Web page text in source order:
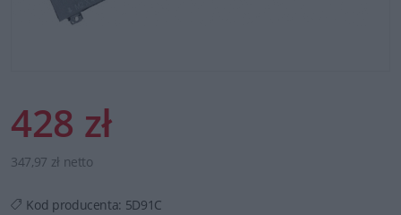
428 zł
347,97 zł netto
Kod producenta: 5D91C